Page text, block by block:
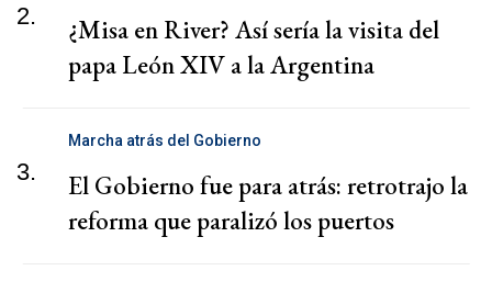
2.
¿Misa en River? Así sería la visita del
papa León XIV a la Argentina
3.
Marcha atrás del Gobierno
El Gobierno fue para atrás: retrotrajo la
reforma que paralizó los puertos